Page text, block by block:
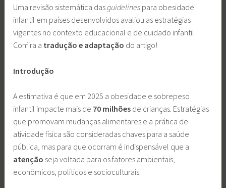
Uma revisão sistemática dasguidelines para obesidade
infantil em países desenvolvidos avaliou as estratégias
vigentes no contexto educacional e de cuidado infantil.
Confira a tradução e adaptação do artigo!
Introdução
A estimativa é que em 2025 a obesidade e sobrepeso
infantil impacte mais de 70 milhões de crianças. Estratégias
que promovam mudanças alimentares e a prática de
atividade física são consideradas chaves para a saúde
pública, mas para que ocorram é indispensável que a
atenção seja voltada para os fatores ambientais,
econômicos, políticos e socioculturais.